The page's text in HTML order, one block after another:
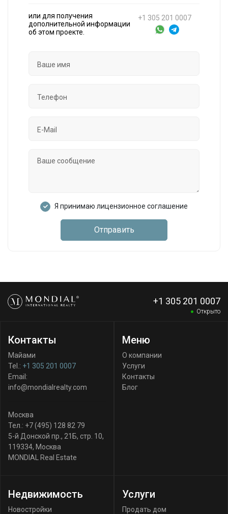
или для получения
дополнительной информации
об этом проекте.
+1 305 201 0007
Я принимаю лицензионное соглашение
Отправить
+1 305 201 0007
Открыто
Контакты
Майами
Tel.: +1 305 201 0007
Email:
info@mondialrealty.com
Москва
Тел.: +7 (495) 128 82 79
5-й Донской пр., 21Б, стр. 10,
119334, Москва
MONDIAL Real Estate
Меню
О компании
Услуги
Контакты
Блог
Недвижимость
Новостройки
Услуги
Продать дом